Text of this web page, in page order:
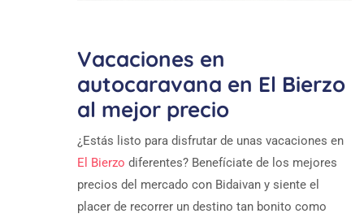
Vacaciones en
autocaravana en El Bierzo
al mejor precio
¿Estás listo para disfrutar de unas vacaciones en
El Bierzo diferentes? Benefíciate de los mejores
precios del mercado con Bidaivan y siente el
placer de recorrer un destino tan bonito como